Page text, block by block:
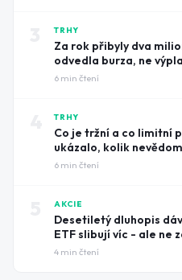
TRHY
Za rok přibyly dva
odvedla burza, ne
6 min čtení
TRHY
Co je tržní a co limitní
ukázalo, kolik
6 min čtení
AKCIE
Desetiletý dluhopis
ETF slibují víc - ale ne
4 min čtení